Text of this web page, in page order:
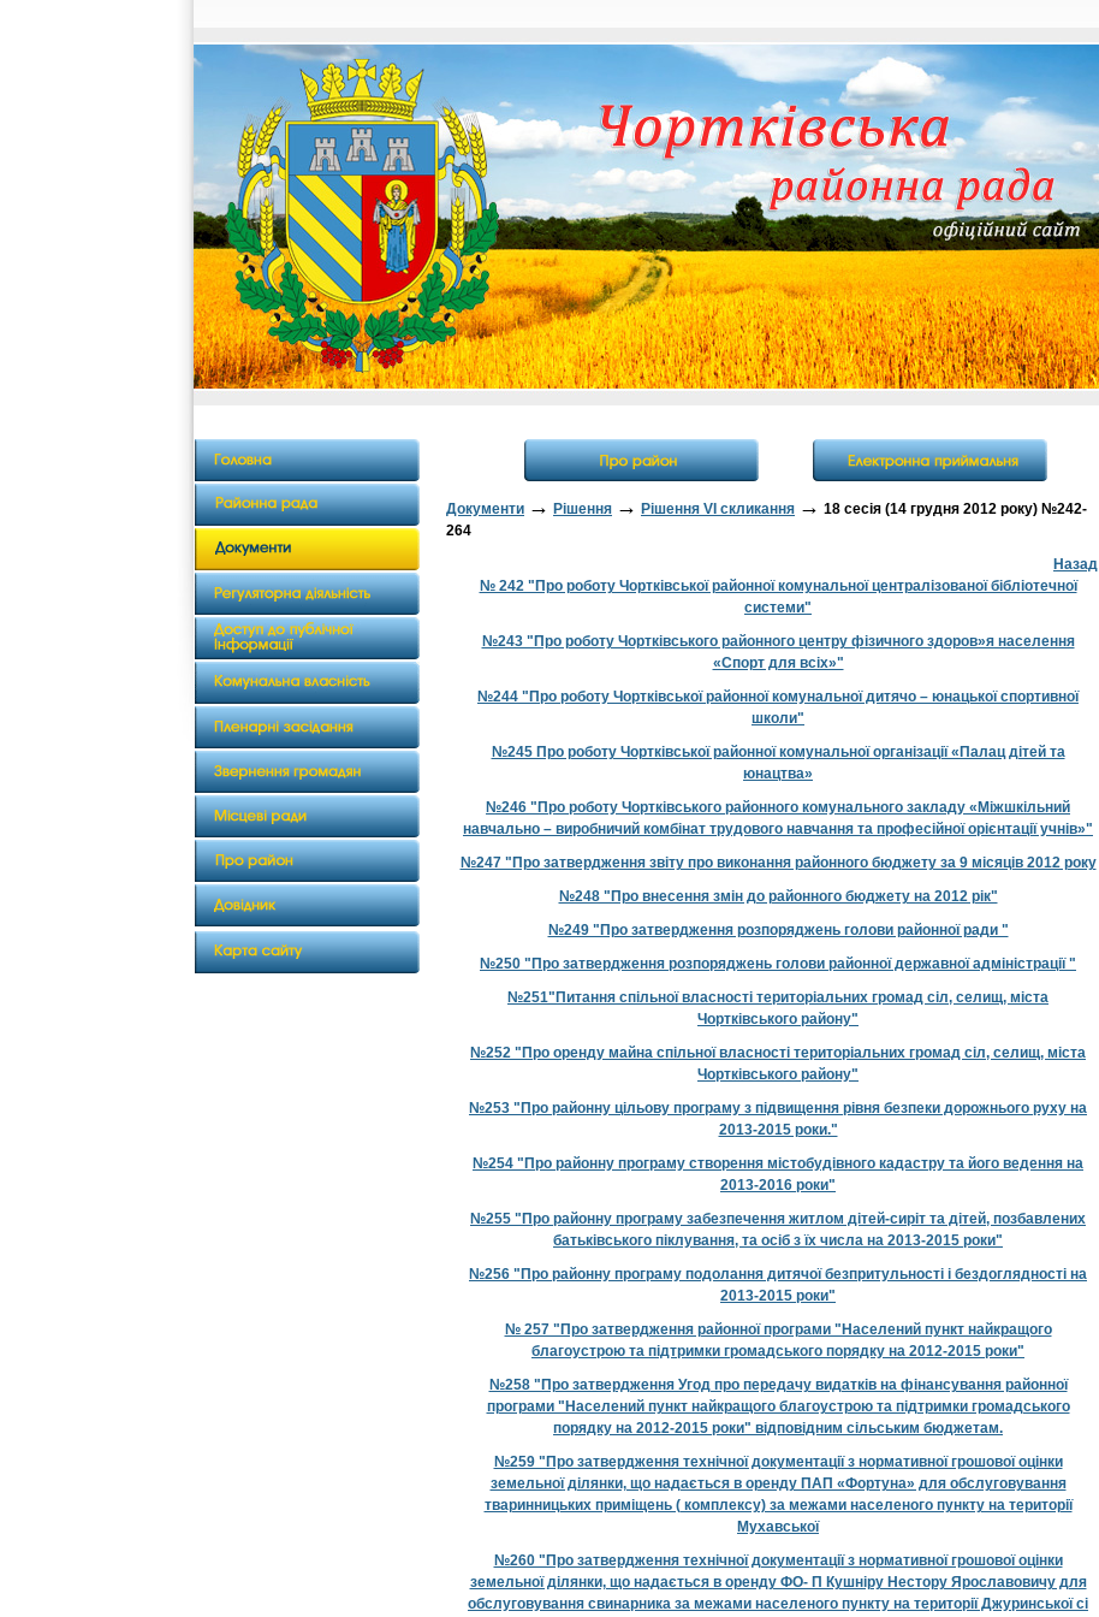
Документи → Рішення → Рішення VI скликання → 18 сесія (14 грудня 2012 року) №242-
264
Назад
№ 242 "Про роботу Чортківської районної комунальної централізованої бібліотечної
системи"
№243 "Про роботу Чортківського районного центру фізичного здоров»я населення
«Спорт для всіх»"
№244 "Про роботу Чортківської районної комунальної дитячо – юнацької спортивної
школи"
№245 Про роботу Чортківської районної комунальної організації «Палац дітей та
юнацтва»
№246 "Про роботу Чортківського районного комунального закладу «Міжшкільний
навчально – виробничий комбінат трудового навчання та професійної орієнтації учнів»"
№247 "Про затвердження звіту про виконання районного бюджету за 9 місяців 2012 року
№248 "Про внесення змін до районного бюджету на 2012 рік"
№249 "Про затвердження розпоряджень голови районної ради "
№250 "Про затвердження розпоряджень голови районної державної адміністрації "
№251"Питання спільної власності територіальних громад сіл, селищ, міста
Чортківського району"
№252 "Про оренду майна спільної власності територіальних громад сіл, селищ, міста
Чортківського району"
№253 "Про районну цільову програму з підвищення рівня безпеки дорожнього руху на
2013-2015 роки."
№254 "Про районну програму створення містобудівного кадастру та його ведення на
2013-2016 роки"
№255 "Про районну програму забезпечення житлом дітей-сиріт та дітей, позбавлених
батьківського піклування, та осіб з їх числа на 2013-2015 роки"
№256 "Про районну програму подолання дитячої безпритульності і бездоглядності на
2013-2015 роки"
№ 257 "Про затвердження районної програми "Населений пункт найкращого
благоустрою та підтримки громадського порядку на 2012-2015 роки"
№258 "Про затвердження Угод про передачу видатків на фінансування районної
програми "Населений пункт найкращого благоустрою та підтримки громадського
порядку на 2012-2015 роки" відповідним сільським бюджетам.
№259 "Про затвердження технічної документації з нормативної грошової оцінки
земельної ділянки, що надається в оренду ПАП «Фортуна» для обслуговування
тваринницьких приміщень ( комплексу) за межами населеного пункту на території
Мухавської
№260 "Про затвердження технічної документації з нормативної грошової оцінки
земельної ділянки, що надається в оренду ФО- П Кушніру Нестору Ярославовичу для
обслуговування свинарника за межами населеного пункту на території Джуринської сі